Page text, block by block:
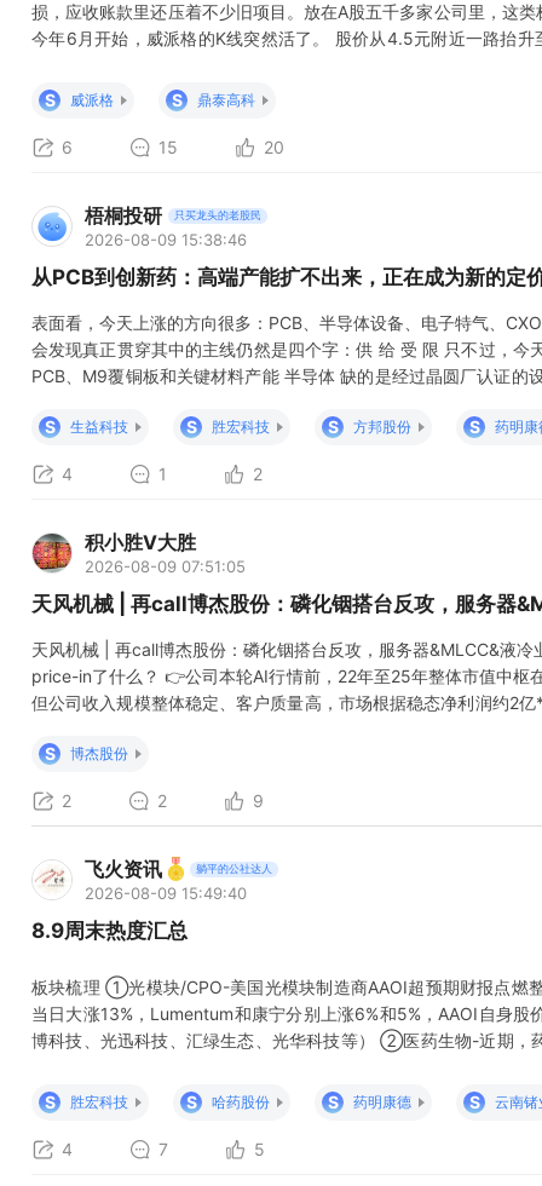
损，应收账款里还压着不少旧项目。放在A股五千多家公司里，这
今年6月开始，威派格的K线突然活了。 股价从4.5元附近一路抬
藏着一颗几乎看不见的钻针。 一颗被AI重新定价的钻针 制造一块
天大楼。
S 威派格 S 鼎泰高科
6 15 20
梧桐投研 只买龙头的老股民
2026-08-09 15:38:46
从PCB到创新药：高端产能扩不出来，正在成为新的定
表面看，今天上涨的方向很多：PCB、半导体设备、电子特气、
会发现真正贯穿其中的主线仍然是四个字：供 给 受 限 只不过，
PCB、M9覆铜板和关键材料产能 半导体 缺的是经过晶圆厂认证
产能 今天AI硬件反
S 生益科技 S 胜宏科技 S 方邦股份 S 药明康
4 1 2
积小胜V大胜
2026-08-09 07:51:05
天风机械 | 再call博杰股份：磷化铟搭台反攻，服务器
天风机械 | 再call博杰股份：磷化铟搭台反攻，服务器&MLCC&液
price-in了什么？ 👉公司本轮AI行情前，22年至25年整体市值中
但公司收入规模整体稳定、客户质量高，市场根据稳态净利润约2
S
博杰股份
2 2 9
飞火资讯 躺平的公社达人
2026-08-09 15:49:40
8.9周末热度汇总
板块梳理 ①光模块/CPO-美国光模块制造商AAOI超预期财报点燃
当日大涨13%，Lumentum和康宁分别上涨6%和5%，AAOI自身股
博科技、光迅科技、汇绿生态、光华科技等） ②医药生物-近期，
份、义翘神州、凯莱英、药康生物等） ③PCB-高盛大幅上调AI服
S 胜宏科技 S 哈药股份 S 药明康德 S 云南锗
4 7 5